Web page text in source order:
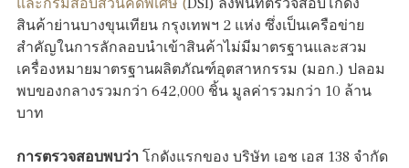
และกรมสอบสวนคดีพิเศษ (DSI) ลงพื้นที่ตรวจสอบโกดัง
สินค้าย่านบางขุนเทียน กรุงเทพฯ 2 แห่ง ซึ่งเป็นเครือข่าย
สำคัญในการลักลอบนำเข้าสินค้าไม่มีมาตรฐานและสวม
เครื่องหมายมาตรฐานผลิตภัณฑ์อุตสาหกรรม (มอก.) ปลอม
พบของกลางรวมกว่า 642,000 ชิ้น มูลค่ารวมกว่า 10 ล้าน
บาท
การตรวจสอบพบว่า โกดังแรกของ บริษัท เอช เอส 138 จำกัด